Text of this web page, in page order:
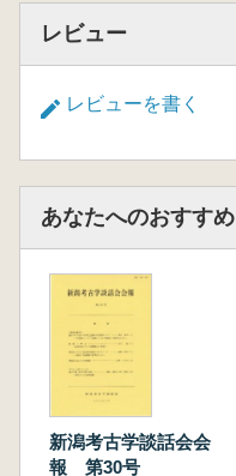
レビュー
レビューを書く
あなたへのおすすめ
新潟考古学談話会会
報 第30号